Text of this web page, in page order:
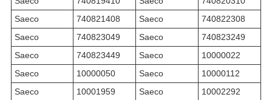
Saeco
740821408 Saeco
740822308
Saeco
740823049 Saeco
740823249
Saeco
740823449 Saeco
10000022
Saeco
10000050 Saeco
10000112
Saeco
10001959 Saeco
10002292